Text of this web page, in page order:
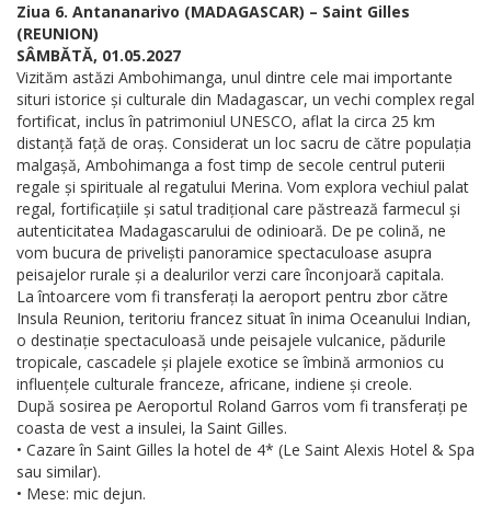
Ziua 6. Antananarivo (MADAGASCAR) – Saint Gilles
(REUNION)
SÂMBĂTĂ, 01.05.2027
Vizităm astăzi Ambohimanga, unul dintre cele mai importante
situri istorice și culturale din Madagascar, un vechi complex regal
fortificat, inclus în patrimoniul UNESCO, aflat la circa 25 km
distanță față de oraș. Considerat un loc sacru de către populația
malgașă, Ambohimanga a fost timp de secole centrul puterii
regale și spirituale al regatului Merina. Vom explora vechiul palat
regal, fortificațiile și satul tradițional care păstrează farmecul și
autenticitatea Madagascarului de odinioară. De pe colină, ne
vom bucura de priveliști panoramice spectaculoase asupra
peisajelor rurale și a dealurilor verzi care înconjoară capitala.
La întoarcere vom fi transferați la aeroport pentru zbor către
Insula Reunion, teritoriu francez situat în inima Oceanului Indian,
o destinație spectaculoasă unde peisajele vulcanice, pădurile
tropicale, cascadele și plajele exotice se îmbină armonios cu
influențele culturale franceze, africane, indiene și creole.
După sosirea pe Aeroportul Roland Garros vom fi transferați pe
coasta de vest a insulei, la Saint Gilles.
• Cazare în Saint Gilles la hotel de 4* (Le Saint Alexis Hotel & Spa
sau similar).
• Mese: mic dejun.